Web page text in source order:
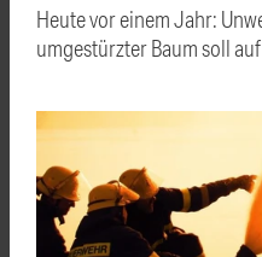
Heute vor einem Jahr:
umgestürzter Baum soll